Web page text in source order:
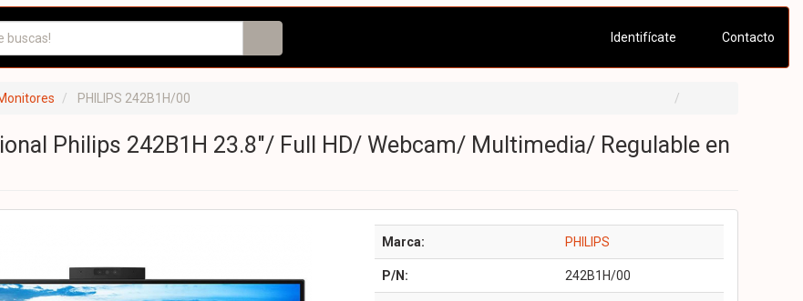
Identifícate Contacto
PHILIPS 242B1H/00
Philips 242B1H 23.8"/ Full HD/ Webcam/ Multimedia/ Regulable en
Marca: PHILIPS
P/N: 242B1H/00